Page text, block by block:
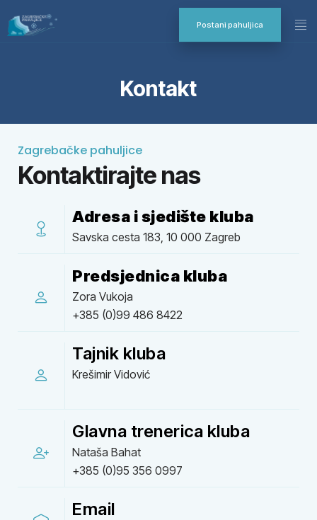
Postani pahuljica
Kontakt
Zagrebačke pahuljice
Kontaktirajte nas
Adresa i sjedište kluba
Savska cesta 183, 10 000 Zagreb
Predsjednica kluba
Zora Vukoja
+385 (0)99 486 8422
Tajnik kluba
Krešimir Vidović
Glavna trenerica kluba
Nataša Bahat
+385 (0)95 356 0997
Email